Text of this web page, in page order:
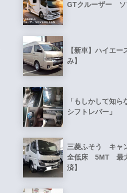
GTクルーザー ソ
【新車】ハイエ
み】
「もしかして知
シフトレバー」
三菱ふそう キャ
全低床 5MT 最
済】